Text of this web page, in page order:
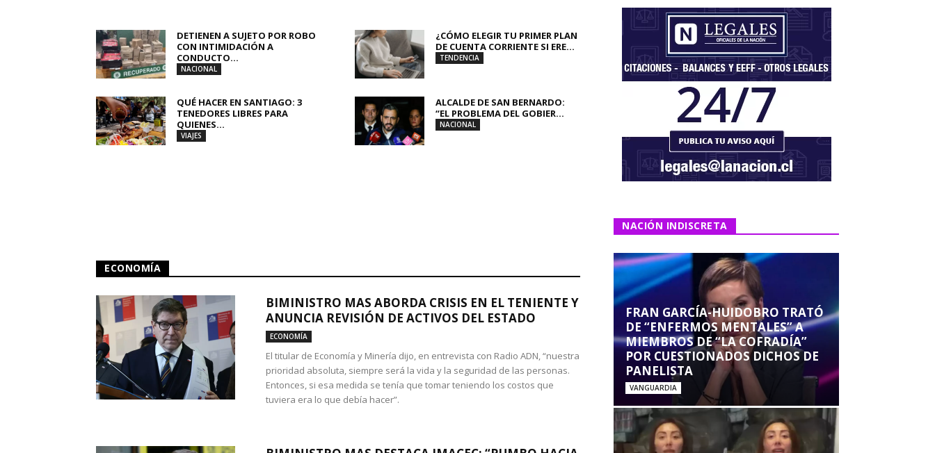
DETIENEN A SUJETO POR ROBO
CON INTIMIDACIÓN A
CONDUCTO...
NACIONAL
¿CÓMO ELEGIR TU PRIMER PLAN
DE CUENTA CORRIENTE SI ERE...
TENDENCIA
QUÉ HACER EN SANTIAGO: 3
TENEDORES LIBRES PARA
QUIENES...
VIAJES
ALCALDE DE SAN BERNARDO:
“EL PROBLEMA DEL GOBIER...
NACIONAL
ECONOMÍA
BIMINISTRO MAS ABORDA CRISIS EN EL TENIENTE Y
ANUNCIA REVISIÓN DE ACTIVOS DEL ESTADO
ECONOMÍA
El titular de Economía y Minería dijo, en entrevista con Radio ADN, “nuestra
prioridad absoluta, siempre será la vida y la seguridad de las personas.
Entonces, si esa medida se tenía que tomar teniendo los costos que
tuviera era lo que debía hacer”.
NACIÓN INDISCRETA
FRAN GARCÍA-HUIDOBRO TRATÓ
DE “ENFERMOS MENTALES” A
MIEMBROS DE “LA COFRADÍA”
POR CUESTIONADOS DICHOS DE
PANELISTA
VANGUARDIA